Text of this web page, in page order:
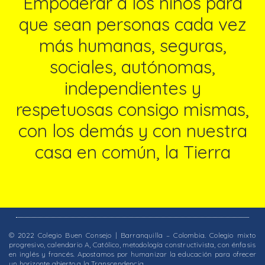
que sean personas cada vez
más humanas, seguras,
sociales, autónomas,
independientes y
respetuosas consigo mismas,
con los demás y con nuestra
casa en común, la Tierra
© 2022 Colegio Buen Consejo | Barranquilla – Colombia. Colegio mixto
progresivo, calendario A, Católico, metodología constructivista, con énfasis
en inglés y francés. Apostamos por humanizar la educación para ofrecer